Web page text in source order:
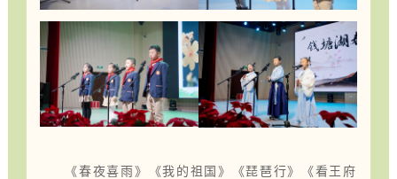
《春夜喜雨》《我的祖国》《琵琶行》《看王府